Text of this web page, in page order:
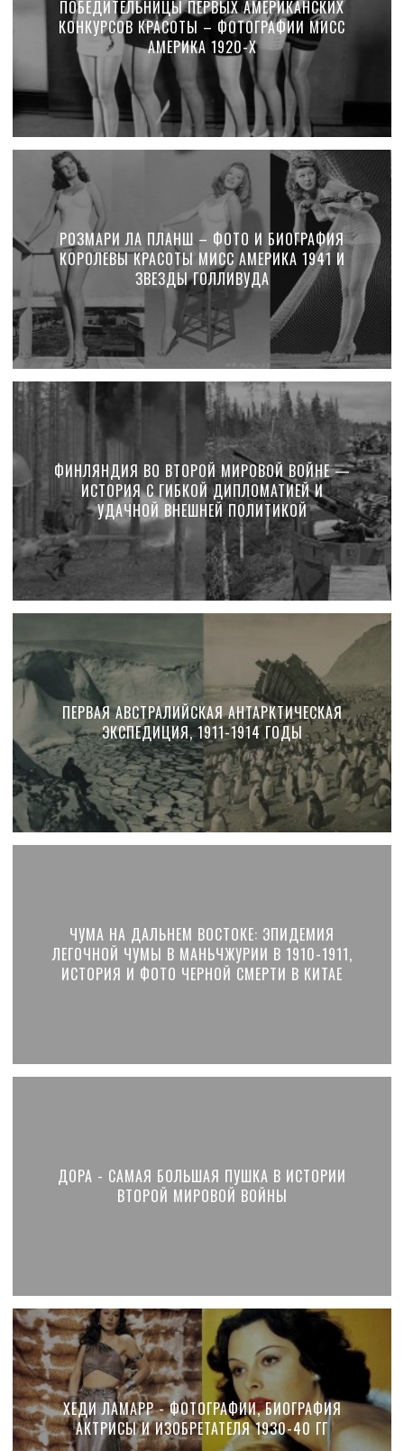
ПОБЕДИТЕЛЬНИЦЫ ПЕРВЫХ АМЕРИКАНСКИХ
КОНКУРСОВ КРАСОТЫ – ФОТОГРАФИИ МИСС
АМЕРИКА 1920-Х
РОЗМАРИ ЛА ПЛАНШ – ФОТО И БИОГРАФИЯ
КОРОЛЕВЫ КРАСОТЫ МИСС АМЕРИКА 1941 И
ЗВЕЗДЫ ГОЛЛИВУДА
ФИНЛЯНДИЯ ВО ВТОРОЙ МИРОВОЙ ВОЙНЕ —
ИСТОРИЯ С ГИБКОЙ ДИПЛОМАТИЕЙ И
УДАЧНОЙ ВНЕШНЕЙ ПОЛИТИКОЙ
ПЕРВАЯ АВСТРАЛИЙСКАЯ АНТАРКТИЧЕСКАЯ
ЭКСПЕДИЦИЯ, 1911-1914 ГОДЫ
ЧУМА НА ДАЛЬНЕМ ВОСТОКЕ: ЭПИДЕМИЯ
ЛЕГОЧНОЙ ЧУМЫ В МАНЬЧЖУРИИ В 1910-1911,
ИСТОРИЯ И ФОТО ЧЕРНОЙ СМЕРТИ В КИТАЕ
ДОРА - САМАЯ БОЛЬШАЯ ПУШКА В ИСТОРИИ
ВТОРОЙ МИРОВОЙ ВОЙНЫ
ХЕДИ ЛАМАРР - ФОТОГРАФИИ, БИОГРАФИЯ
АКТРИСЫ И ИЗОБРЕТАТЕЛЯ 1930-40 ГГ